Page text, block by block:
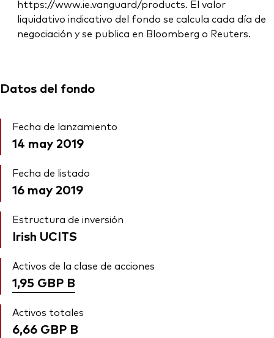
https://www.ie.vanguard/products. El valor
liquidativo indicativo del fondo se calcula cada día de
negociación y se publica en Bloomberg o Reuters.
Datos del fondo
Fecha de lanzamiento
14 may 2019
Fecha de listado
16 may 2019
Estructura de inversión
Irish UCITS
Activos de la clase de acciones
1,95 GBP B
Activos totales
6,66 GBP B